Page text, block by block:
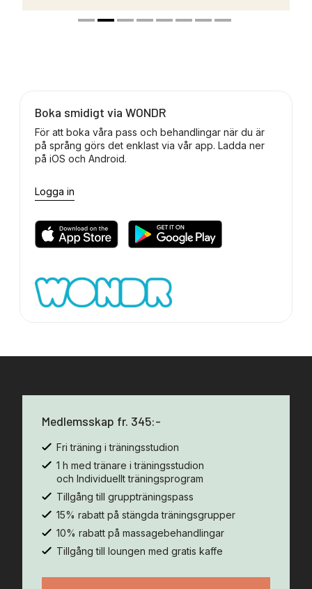
Boka smidigt via WONDR
För att boka våra pass och behandlingar när du är
på språng görs det enklast via vår app. Ladda ner
på iOS och Android.
Logga in
Medlemsskap fr. 345:-
Fri träning i träningsstudion
1 h med tränare i träningsstudion
och Individuellt träningsprogram
Tillgång till gruppträningspass
15% rabatt på stängda träningsgrupper
10% rabatt på massagebehandlingar
Tillgång till loungen med gratis kaffe